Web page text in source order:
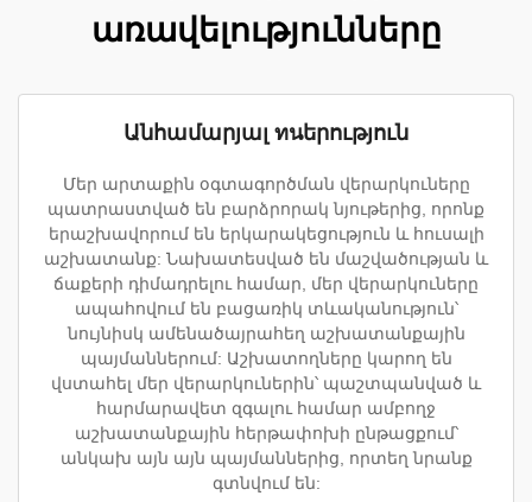
առավելությունները
Անհամարյալ ทนերություն
Մեր արտաքին օգտագործման վերարկուները
պատրաստված են բարձրորակ նյութերից, որոնք
երաշխավորում են երկարակեցություն և հուսալի
աշխատանք: Նախատեսված են մաշվածության և
ճաքերի դիմադրելու համար, մեր վերարկուները
ապահովում են բացառիկ տևականություն՝
նույնիսկ ամենածայրահեղ աշխատանքային
պայմաններում: Աշխատողները կարող են
վստահել մեր վերարկուներին՝ պաշտպանված և
հարմարավետ զգալու համար ամբողջ
աշխատանքային հերթափոխի ընթացքում՝
անկախ այն այն պայմաններից, որտեղ նրանք
գտնվում են: